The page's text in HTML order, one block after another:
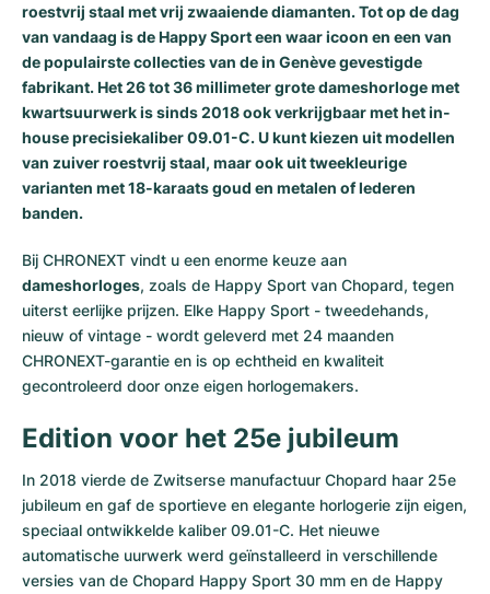
roestvrij staal met vrij zwaaiende diamanten. Tot op de dag
van vandaag is de Happy Sport een waar icoon en een van
de populairste collecties van de in Genève gevestigde
fabrikant. Het 26 tot 36 millimeter grote dameshorloge met
kwartsuurwerk is sinds 2018 ook verkrijgbaar met het in-
house precisiekaliber 09.01-C. U kunt kiezen uit modellen
van zuiver roestvrij staal, maar ook uit tweekleurige
varianten met 18-karaats goud en metalen of lederen
banden.
Bij CHRONEXT vindt u een enorme keuze aan
dameshorloges, zoals de Happy Sport van Chopard, tegen
uiterst eerlijke prijzen. Elke Happy Sport - tweedehands,
nieuw of vintage - wordt geleverd met 24 maanden
CHRONEXT-garantie en is op echtheid en kwaliteit
gecontroleerd door onze eigen horlogemakers.
Edition voor het 25e jubileum
In 2018 vierde de Zwitserse manufactuur Chopard haar 25e
jubileum en gaf de sportieve en elegante horlogerie zijn eigen,
speciaal ontwikkelde kaliber 09.01-C. Het nieuwe
automatische uurwerk werd geïnstalleerd in verschillende
versies van de Chopard Happy Sport 30 mm en de Happy